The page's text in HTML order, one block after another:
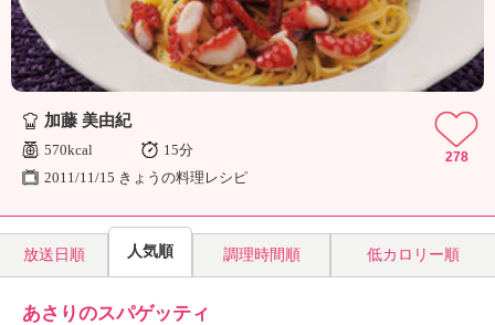
の
料
理
」
加藤 美由紀
570kcal
15分
2011/11/15 きょうの料理レシピ
278
放送日順 人気順 調理時間順 低カロリー順
あさりのスパゲッティ